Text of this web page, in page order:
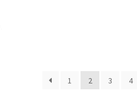
1 2 3 4